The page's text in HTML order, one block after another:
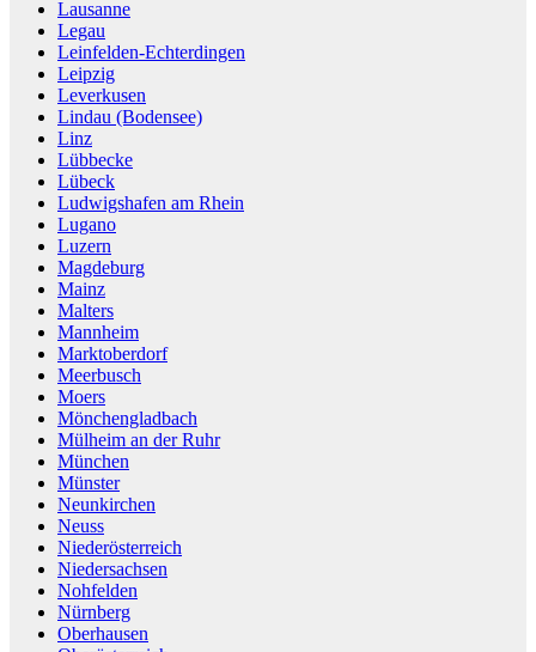
Lausanne
Legau
Leinfelden-Echterdingen
Leipzig
Leverkusen
Lindau (Bodensee)
Linz
Lübbecke
Lübeck
Ludwigshafen am Rhein
Lugano
Luzern
Magdeburg
Mainz
Malters
Mannheim
Marktoberdorf
Meerbusch
Moers
Mönchengladbach
Mülheim an der Ruhr
München
Münster
Neunkirchen
Neuss
Niederösterreich
Niedersachsen
Nohfelden
Nürnberg
Oberhausen